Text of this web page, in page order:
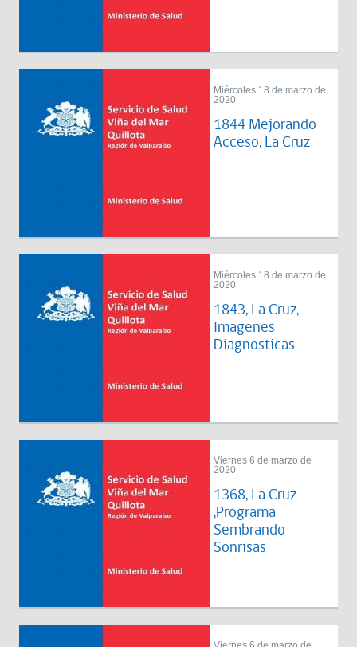
Miércoles 18 de marzo de
2020
1844 Mejorando
Acceso, La Cruz
Miércoles 18 de marzo de
2020
1843, La Cruz,
Imagenes
Diagnosticas
Viernes 6 de marzo de
2020
1368, La Cruz
,Programa
Sembrando
Sonrisas